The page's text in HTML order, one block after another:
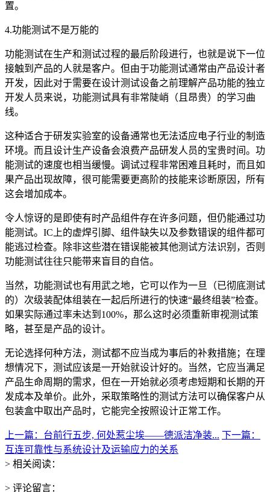
置。
4.功能测试不是万能的
功能测试在生产和测试过程的最后阶段进行，也就是说下一位
接触到产品的人就是客户。但由于功能测试通常由产品设计者
开发，因此对于需要在设计测试设备之前理解产品功能的独立
开发人员来说，功能测试具有非常陡峭（且昂贵）的学习曲
线。
这种适合于研发实验室的设备通常也无法适应电子行业的制造
环境。而且设计生产设备会浪费产品研发人员的宝贵时间。功
能测试的速度也相当缓慢。调试过程非常困难且耗时，而且如
果产品出现故障，很可能需要更高阶的技能来诊断原因，所有
这会增加成本。
令人惊讶的是即使有时产品组件存在许多问题，但仍能通过功
能测试。IC上的虚焊引脚、组件缺失以及参数错误的组件都可
能逃过检查。除非这些潜在错误能被其他测试方法识别，否则
功能测试往往只能带来盲目的自信。
当然，功能测试也有用武之地，它可以作为一旦（已彻底测试
的）次级装配体组装在一起后所进行的快速“最终组装”检查。
如果实际通过率未达到100%，那么这时必须重新审视测试策
略，甚至是产品的设计。
无论选择何种方法，测试都不应当成为事后的补救措施；在理
想情况下，测试应该是一开始就设计好的。当然，它应当满足
产品生命周期的需求，但在一开始就必须考虑短期和长期的开
发成本及单价。此外，采取策略性的测试方法可以确保客户从
包装盒中取出产品时，它能完全按照设计正常工作。
上一篇：台前行五步, 何处惹尘埃——德派洁净装... 下一篇：
互连可靠性与系统设计及运输应力的关系
> 相关阅读：
> 评论留言：